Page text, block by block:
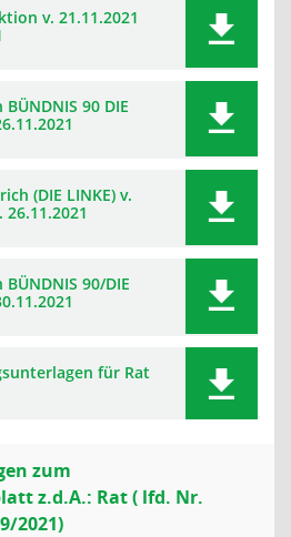
v. 21.11.2021
90 DIE
(DIE LINKE) v.
26.11.2021
90/DIE
für Rat
zum
z.d.A.: Rat ( lfd. Nr.
2021)